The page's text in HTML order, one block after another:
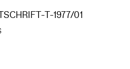
T-1977/01